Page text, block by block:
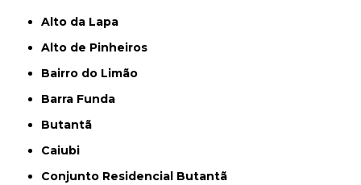
Alto da Lapa
Alto de Pinheiros
Bairro do Limão
Barra Funda
Butantã
Caiubi
Conjunto Residencial Butantã